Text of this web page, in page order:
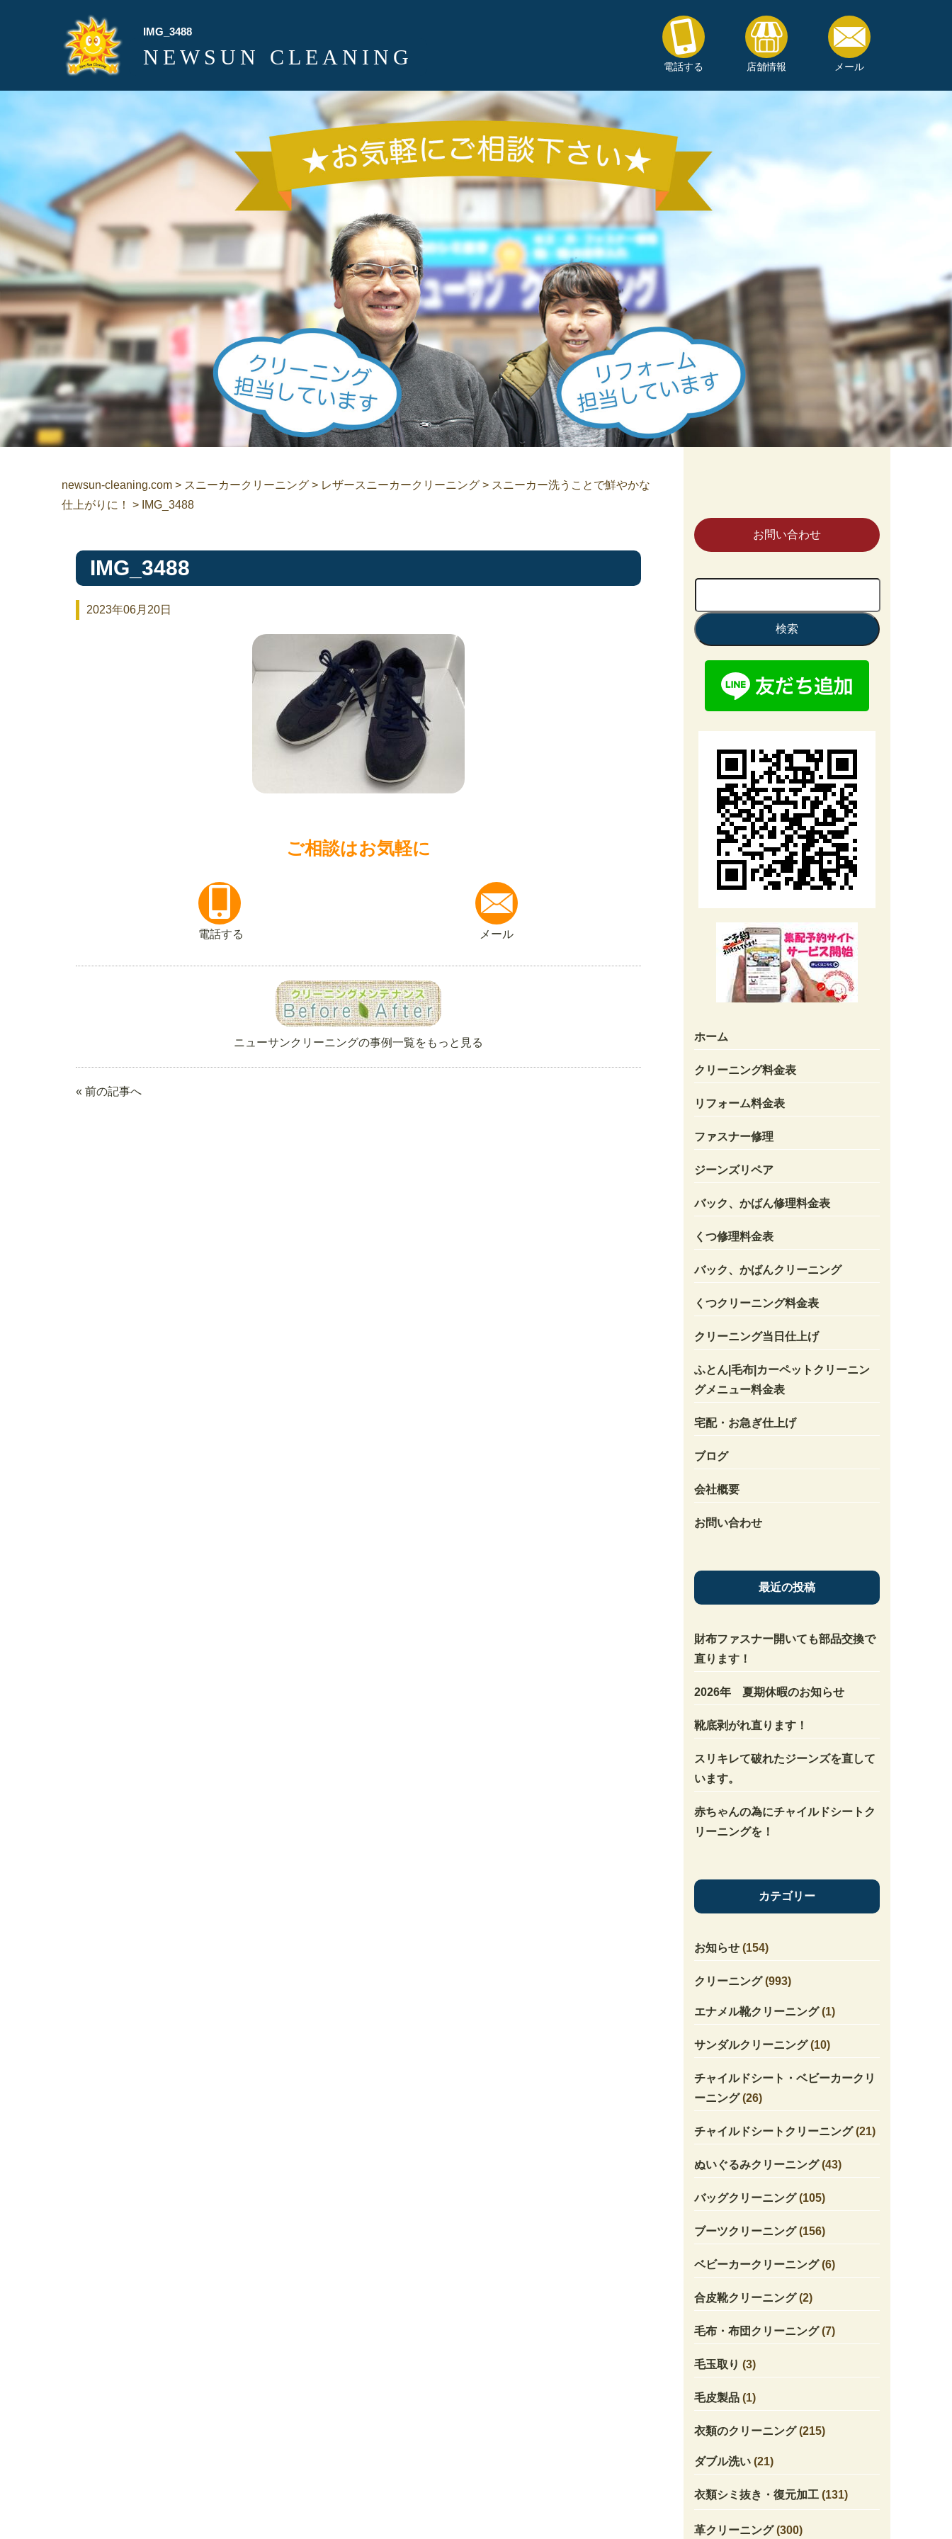
IMG_3488
NEWSUN CLEANING 電話する 店舗情報 メール
お問い合わせ
索:
ホーム
クリーニング料金表
リフォーム料金表
ファスナー修理
ジーンズリペア
バック、かばん修理料金表
くつ修理料金表
バック、かばんクリーニング
くつクリーニング料金表
クリーニング当日仕上げ
ふとん|毛布|カーペットクリーニン
グメニュー料金表
宅配・お急ぎ仕上げ
ブログ
会社概要
お問い合わせ
最近の投稿
財布ファスナー開いても部品交換で
直ります！
2026年 夏期休暇のお知らせ
靴底剥がれ直ります！
スリキレて破れたジーンズを直して
います。
赤ちゃんの為にチャイルドシートク
リーニングを！
カテゴリー
お知らせ(154)
クリーニング(993)
エナメル靴クリーニング(1)
サンダルクリーニング(10)
チャイルドシート・ベビーカークリ
ーニング(26)
チャイルドシートクリーニング(21)
ぬいぐるみクリーニング(43)
バッグクリーニング(105)
ブーツクリーニング(156)
ベビーカークリーニング(6)
合皮靴クリーニング(2)
毛布・布団クリーニング(7)
毛玉取り (3)
毛皮製品(1)
衣類のクリーニング(215)
ダブル洗い(21)
衣類シミ抜き・復元加工(131)
革クリーニング(300)
newsun-cleaning.com > スニーカークリーニング > レザースニーカークリーニング > スニーカー洗うことで鮮やかな
仕上がりに！
> IMG_3488
IMG_3488
2023年06月20日
ご相談はお気軽に
電話する メール
ニューサンクリーニングの事例一覧をもっと見る
« 前の記事へ